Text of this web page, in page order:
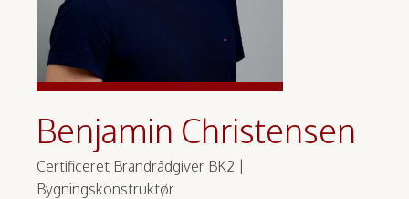
Benjamin Christensen
Certificeret Brandrådgiver BK2 |
Bygningskonstruktør